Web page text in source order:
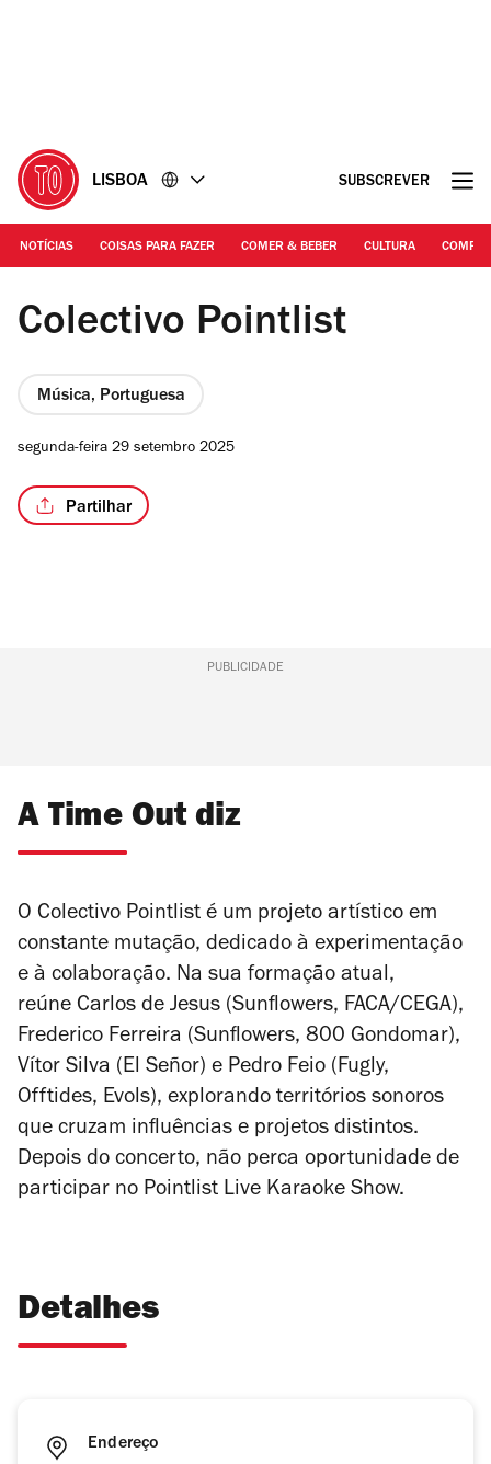
LISBOA SUBSCREVER
NOTÍCIAS COISAS PARA FAZER COMER & BEBER CULTURA
DR | Colectivo Pointlist
Colectivo Pointlist
Música, Portuguesa
segunda-feira 29 setembro 2025
Partilhar
PUBLICIDADE
A Time Out diz
O Colectivo Pointlist é um projeto artístico em
constante mutação, dedicado à experimentação
e à colaboração. Na sua formação atual,
reúne Carlos de Jesus (Sunflowers, FACA/CEGA),
Frederico Ferreira (Sunflowers, 800 Gondomar),
Vítor Silva (El Señor) e Pedro Feio (Fugly,
Offtides, Evols), explorando territórios sonoros
que cruzam influências e projetos distintos.
Depois do concerto, não perca oportunidade de
participar no Pointlist Live Karaoke Show.
Detalhes
Endereço